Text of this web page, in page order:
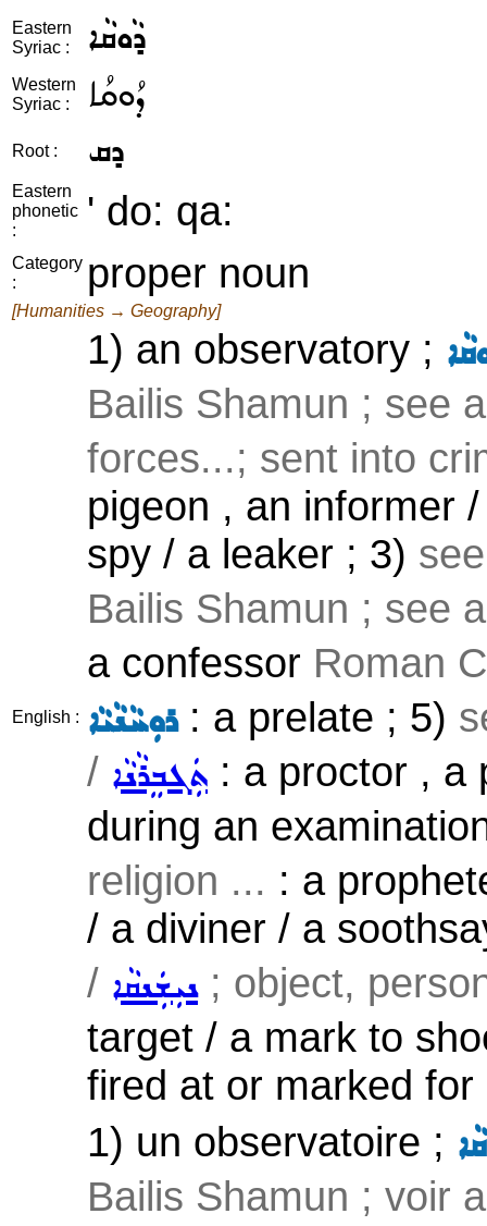
Eastern
Syriac :
ܕܵܘܩܵܐ
Western
Syriac :
ܕܳܘܩܳܐ
Root : ܕܩ
Eastern
phonetic
:
' do: qa:
Category
:
proper noun
[Humanities → Geography]
English :
1) an observatory ;
Bailis Shamun ; see
forces...; sent into
pigeon , an informer
spy / a leaker ; 3)
Bailis Shamun ; see
a confessor Roman
ܪܘܼܚܵܢܵܝܵܐ: a prelate ; 5)
/ ܬܲܓܒܸܪܵܢܵܐ : a proctor , a
during an
religion ... : a
/ a diviner / a
/ ܢܝܼܫܲܢܩܵܐ; object,
target / a mark to
fired at or marked for
1) un observatoire ;
Bailis Shamun ; voir